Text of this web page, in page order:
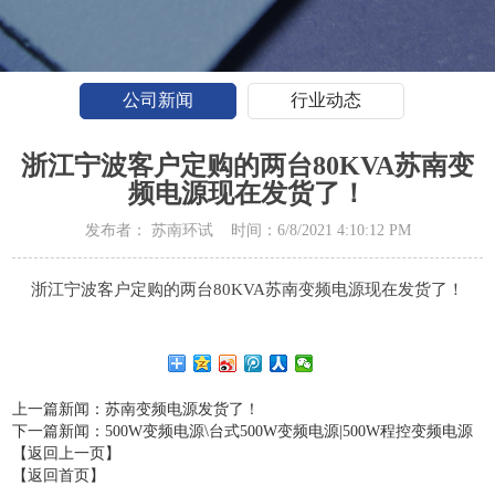
公司新闻 行业动态
浙江宁波客户定购的两台80KVA苏南变
频电源现在发货了！
发布者： 苏南环试 时间：6/8/2021 4:10:12 PM
浙江宁波客户定购的两台80KVA苏南变频电源现在发货了！
上一篇新闻 ：苏南变频电源发货了！
下一篇新闻 ：500W变频电源\台式500W变频电源|500W程控变频电源
【返回上一页】
【返回首页】